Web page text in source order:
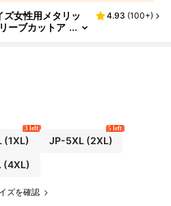
女性用メタリッ
ーブカットア
4.93 (100+)
(1XL)
3 left
JP-5XL(2XL)
5 left
(4XL)
ズを確認